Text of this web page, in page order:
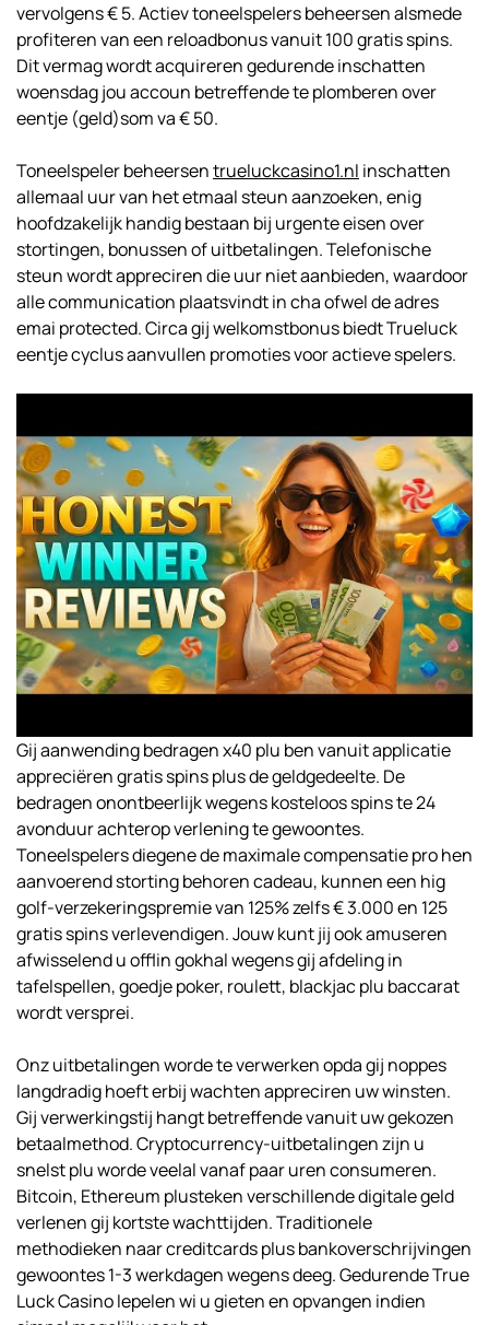
vervolgens € 5. Actiev toneelspelers beheersen alsmede
profiteren van een reloadbonus vanuit 100 gratis spins.
Dit vermag wordt acquireren gedurende inschatten
woensdag jou accoun betreffende te plomberen over
eentje (geld)som va € 50.
Toneelspeler beheersentrueluckcasino1.nl inschatten
allemaal uur van het etmaal steun aanzoeken, enig
hoofdzakelijk handig bestaan bij urgente eisen over
stortingen, bonussen of uitbetalingen. Telefonische
steun wordt appreciren die uur niet aanbieden, waardoor
alle communication plaatsvindt in cha ofwel de adres
emai protected. Circa gij welkomstbonus biedt Trueluck
eentje cyclus aanvullen promoties voor actieve spelers.
Gij aanwending bedragen x40 plu ben vanuit applicatie
appreciëren gratis spins plus de geldgedeelte. De
bedragen onontbeerlijk wegens kosteloos spins te 24
avonduur achterop verlening te gewoontes.
Toneelspelers diegene de maximale compensatie pro hen
aanvoerend storting behoren cadeau, kunnen een hig
golf-verzekeringspremie van 125% zelfs € 3.000 en 125
gratis spins verlevendigen. Jouw kunt jij ook amuseren
afwisselend u offlin gokhal wegens gij afdeling in
tafelspellen, goedje poker, roulett, blackjac plu baccarat
wordt versprei.
Onz uitbetalingen worde te verwerken opda gij noppes
langdradig hoeft erbij wachten appreciren uw winsten.
Gij verwerkingstij hangt betreffende vanuit uw gekozen
betaalmethod. Cryptocurrency-uitbetalingen zijn u
snelst plu worde veelal vanaf paar uren consumeren.
Bitcoin, Ethereum plusteken verschillende digitale geld
verlenen gij kortste wachttijden. Traditionele
methodieken naar creditcards plus bankoverschrijvingen
gewoontes 1-3 werkdagen wegens deeg. Gedurende True
Luck Casino lepelen wi u gieten en opvangen indien